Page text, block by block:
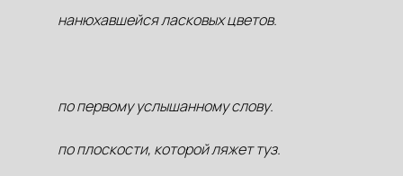
нанюхавшейся ласковых цветов.
по первому услышанному слову.
по плоскости, которой ляжет туз.